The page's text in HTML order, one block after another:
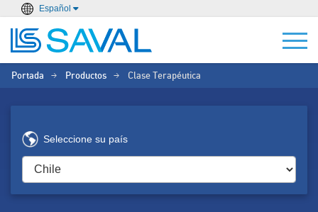
Español
Portada > Productos > Clase Terapéutica
Seleccione su país